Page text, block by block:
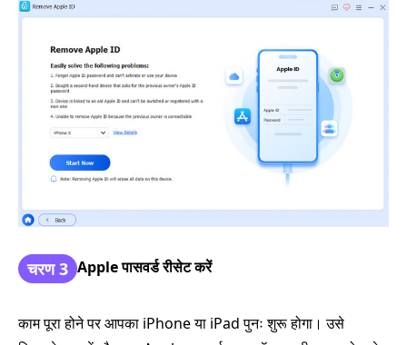
चरण 3 Apple पासवर्ड रीसेट करें
काम पूरा होने पर आपका iPhone या iPad पुनः शुरू होगा। उसे